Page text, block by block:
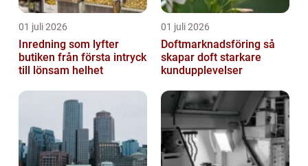
01 juli 2026
Inredning som lyfter
butiken från första intryck
till lönsam helhet
01 juli 2026
Doftmarknadsföring så
skapar doft starkare
kundupplevelser